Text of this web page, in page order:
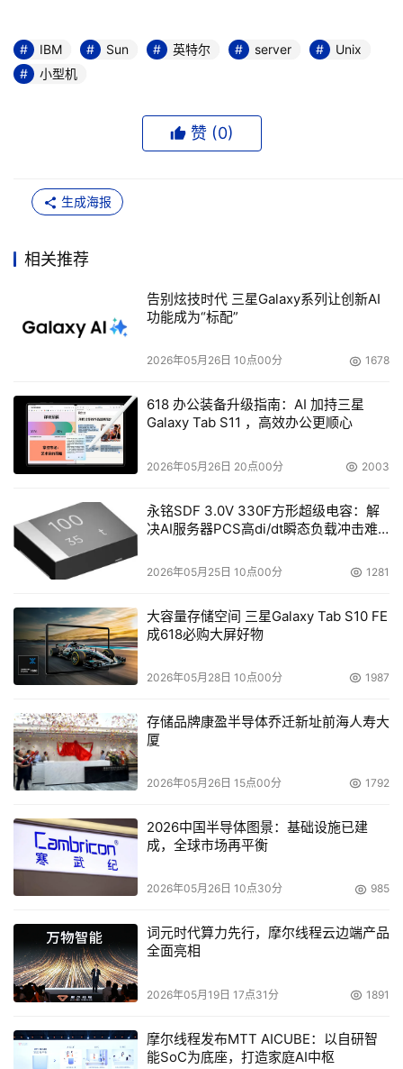
性能高达 89.6 Ghz，Sun还计划将其开源，用Sun CEO 施
瓦茨的话说，要让 Niagara 2 成为唯一的一种可以通过开
力将与日俱增。并且，Sun的下一代处理器Rock的核心数将
会达到16个。至此，一个提供业界最高的主频，一个提供业
技术发展提升到了现有水平的极致。
记者看来，在小型机市场，高主频或多核心，都有其需求群
的行业或应用，如税收、金融以及ERP等。截至上个月，基
于Power6的服务器已经卖出1000台，这为高主频用户需求
提供了很好的佐证。而T2的并行计算、多线程则对响应时
业有着一定优势。据悉，目前在T2上的软件认证已经超过
了1万种，诸如美国加州伯克利大学等著名院校都订购了基
于T2的产品。当然，多核心还面临着如何提高资源利用率
因此，记者认为，两者在相当长的一段时间内，会协调发
展，共同成长，市场规律注定谁也无法一支独秀。这一点，
IBM和Sun其实看得很清楚，之所以还要相互攻击，只不过
想进一步强调自己在业界的优势地位而已。
提高单线程性能还是注重多线程能力？
多线程数则可达到2048个。这么多的线程，用户是否真的
需要？而在并行计算风起云涌的时代，单线程又能走多远？
这个话题是根据上面的内容延伸下来的。在争论多核心和高
Power6为例，该CPU为双核单线程架构，Bradley表示，
由于采用了一种均衡性的设计，不仅突出了CPU的性能，还
考虑到了相关的缓存、I/O的问题，所以POWER6系统能够
含8个线程的第一款实现商用批量生产的处理器。也就是
说，T2上可以最多安装64个系统。
从技术角度来看，单线程和多线程可以满足不同的计算需
求。提升单线程性能可以提高系统运行效率，适用于以性
能、可靠性等为第一需求的用户。而多线程的应用通常不是
IBM Sun 英特尔 server
Unix
小型机
赞 (0)
生成海报
相关推荐
告别炫技时代 三星Galaxy系列让创新AI
功能成为“标配”
2026年05月26日 10点00分 1678
618 办公装备升级指南：AI 加持三星
Galaxy Tab S11 ，高效办公更顺心
2026年05月26日 20点00分 2003
永铭SDF 3.0V 330F方形超级电容：解
决AI服务器PCS高di/dt瞬态负载冲击难
2026年05月25日 10点00分 1281
大容量存储空间 三星Galaxy Tab S10 FE
成618必购大屏好物
2026年05月28日 10点00分 1987
存储品牌康盈半导体乔迁新址前海人寿大
厦
2026年05月26日 15点00分 1792
2026中国半导体图景：基础设施已建
成，全球市场再平衡
2026年05月26日 10点30分 985
词元时代算力先行，摩尔线程云边端产品
全面亮相
2026年05月19日 17点31分 1891
摩尔线程发布MTT AICUBE：以自研智
能SoC为底座，打造家庭AI中枢